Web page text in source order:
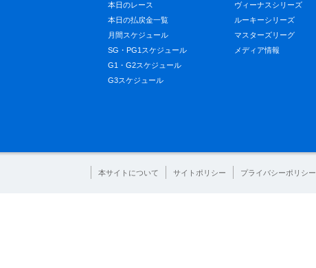
本日のレース
本日の払戻金一覧
月間スケジュール
SG・PG1スケジュール
G1・G2スケジュール
G3スケジュール
ヴィーナスシリーズ
ルーキーシリーズ
マスターズリーグ
メディア情報
本サイトについて サイトポリシー プライバシーポリシー